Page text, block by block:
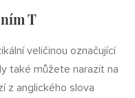
T
veličinou označující
také můžete narazit na
z anglického slova